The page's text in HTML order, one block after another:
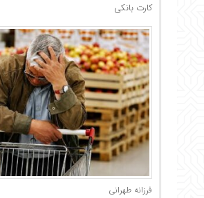
کارت بانکی
فرزانه طهرانی